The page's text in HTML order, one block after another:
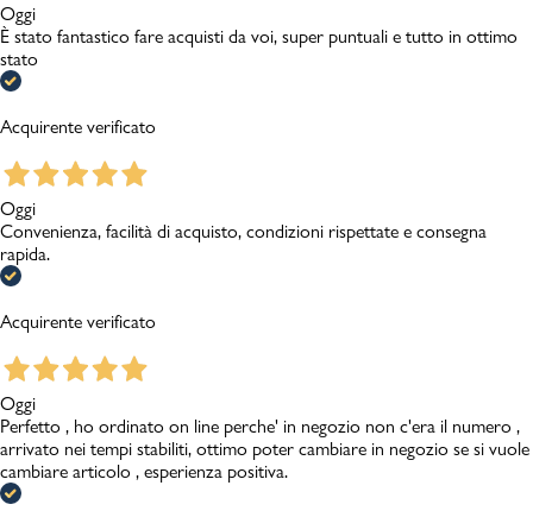
Oggi
È stato fantastico fare acquisti da voi, super puntuali e tutto in ottimo
stato
Acquirente verificato
Oggi
Convenienza, facilità di acquisto, condizioni rispettate e consegna
rapida.
Acquirente verificato
Oggi
Perfetto , ho ordinato on line perche' in negozio non c'era il numero ,
arrivato nei tempi stabiliti, ottimo poter cambiare in negozio se si vuole
cambiare articolo , esperienza positiva.